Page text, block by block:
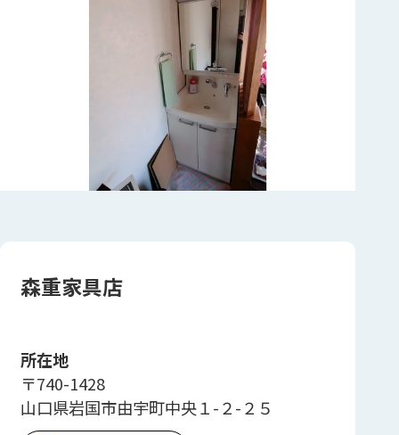
森重家具店
所在地
〒740-1428
山口県岩国市由宇町中央１-２-２５